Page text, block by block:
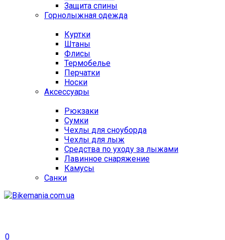
Защита спины
Горнолыжная одежда
Куртки
Штаны
Флисы
Термобелье
Перчатки
Носки
Аксессуары
Рюкзаки
Сумки
Чехлы для сноуборда
Чехлы для лыж
Средства по уходу за лыжами
Лавинное снаряжение
Камусы
Санки
0